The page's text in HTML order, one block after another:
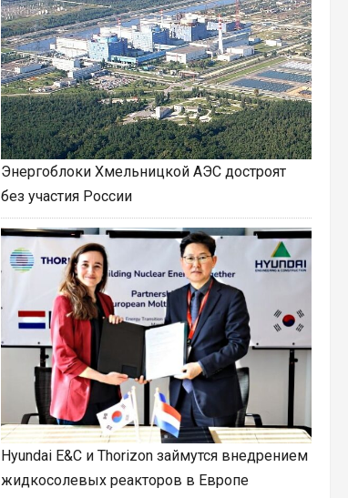
Энергоблоки Хмельницкой АЭС достроят
без участия России
Hyundai E&C и Thorizon займутся внедрением
жидкосолевых реакторов в Европе